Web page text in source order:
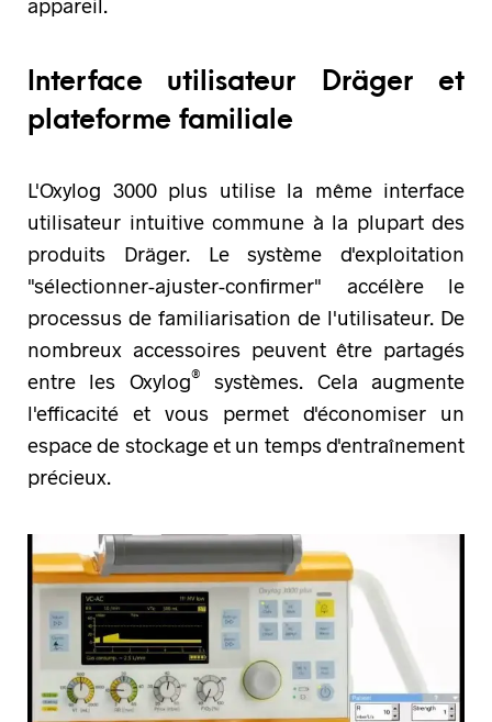
Interface utilisateur Dräger et
plateforme familiale
L'Oxylog 3000 plus utilise la même interface
utilisateur intuitive commune à la plupart des
produits Dräger. Le système d'exploitation
"sélectionner-ajuster-confirmer" accélère le
processus de familiarisation de l'utilisateur. De
nombreux accessoires peuvent être partagés
entre les Oxylog®
systèmes. Cela augmente
l'efficacité et vous permet d'économiser un
espace de stockage et un temps d'entraînement
précieux.